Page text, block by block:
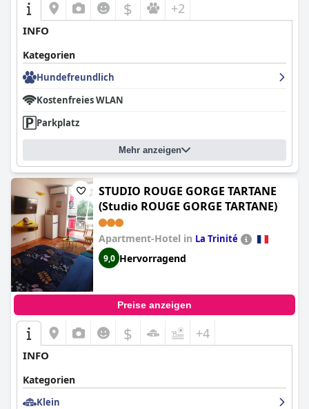
$ +2
INFO
Kategorien
Hundefreundlich
Kostenfreies WLAN
Parkplatz
Mehr anzeigen
STUDIO ROUGE GORGE TARTANE
(Studio ROUGE GORGE TARTANE)
Apartment-Hotel in La Trinité
9,0 Hervorragend
Preise anzeigen
$ +4
INFO
Kategorien
Klein